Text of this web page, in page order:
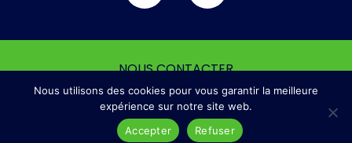
NOUS CONTACTER
MENTIONS LÉGALES
© Association CEC
Nous utilisons des cookies pour vous garantir la meilleure
expérience sur notre site web.
Accepter
Refuser